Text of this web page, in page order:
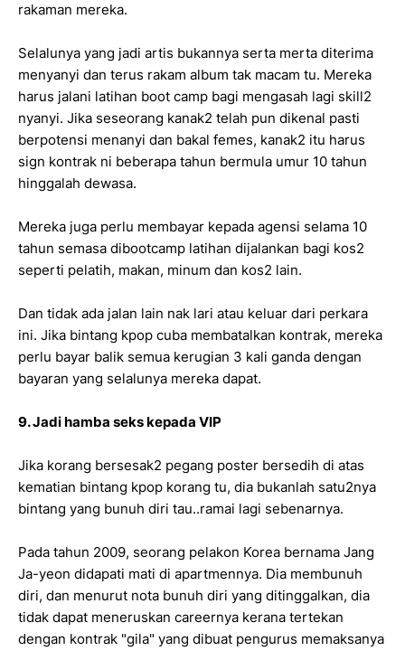
rakaman mereka.
Selalunya yang jadi artis bukannya serta merta diterima
menyanyi dan terus rakam album tak macam tu. Mereka
harus jalani latihan boot camp bagi mengasah lagi skill2
nyanyi. Jika seseorang kanak2 telah pun dikenal pasti
berpotensi menanyi dan bakal femes, kanak2 itu harus
sign kontrak ni beberapa tahun bermula umur 10 tahun
hinggalah dewasa.
Mereka juga perlu membayar kepada agensi selama 10
tahun semasa dibootcamp latihan dijalankan bagi kos2
seperti pelatih, makan, minum dan kos2 lain.
Dan tidak ada jalan lain nak lari atau keluar dari perkara
ini. Jika bintang kpop cuba membatalkan kontrak, mereka
perlu bayar balik semua kerugian 3 kali ganda dengan
bayaran yang selalunya mereka dapat.
9. Jadi hamba seks kepada VIP
Jika korang bersesak2 pegang poster bersedih di atas
kematian bintang kpop korang tu, dia bukanlah satu2nya
bintang yang bunuh diri tau..ramai lagi sebenarnya.
Pada tahun 2009, seorang pelakon Korea bernama Jang
Ja-yeon didapati mati di apartmennya. Dia membunuh
diri, dan menurut nota bunuh diri yang ditinggalkan, dia
tidak dapat meneruskan careernya kerana tertekan
dengan kontrak "gila" yang dibuat pengurus memaksanya